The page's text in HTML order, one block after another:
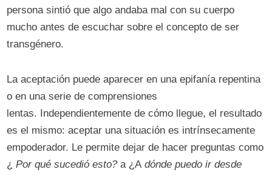
persona sintió que algo andaba mal con su cuerpo
mucho antes de escuchar sobre el concepto de ser
transgénero.
La aceptación puede aparecer en una epifanía repentina
o en una serie de comprensiones
lentas. Independientemente de cómo llegue, el resultado
es el mismo: aceptar una situación es intrínsecamente
empoderador. Le permite dejar de hacer preguntas como
¿Por qué sucedió esto?a ¿Adónde puedo ir desde